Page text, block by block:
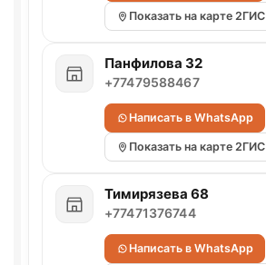
Показать на карте 2ГИС
Панфилова 32
+77479588467
Написать в WhatsApp
Показать на карте 2ГИС
Тимирязева 68
+77471376744
Написать в WhatsApp